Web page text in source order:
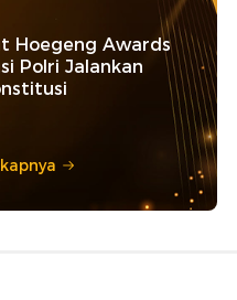
Hoegeng Awards
Polri Jalankan